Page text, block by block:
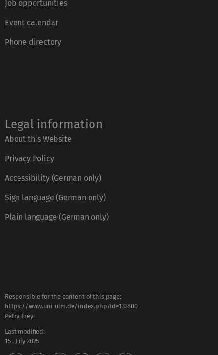
Job opportunities
Event calendar
Phone directory
Legal information
About this Website
Privacy Policy
Accessibility (German only)
Sign language (German only)
Plain language (German only)
Responsible for the content of this page:
https://www.uni-ulm.de/index.php?id=133800
Petra Frey
Last modified:
15 . July 2025